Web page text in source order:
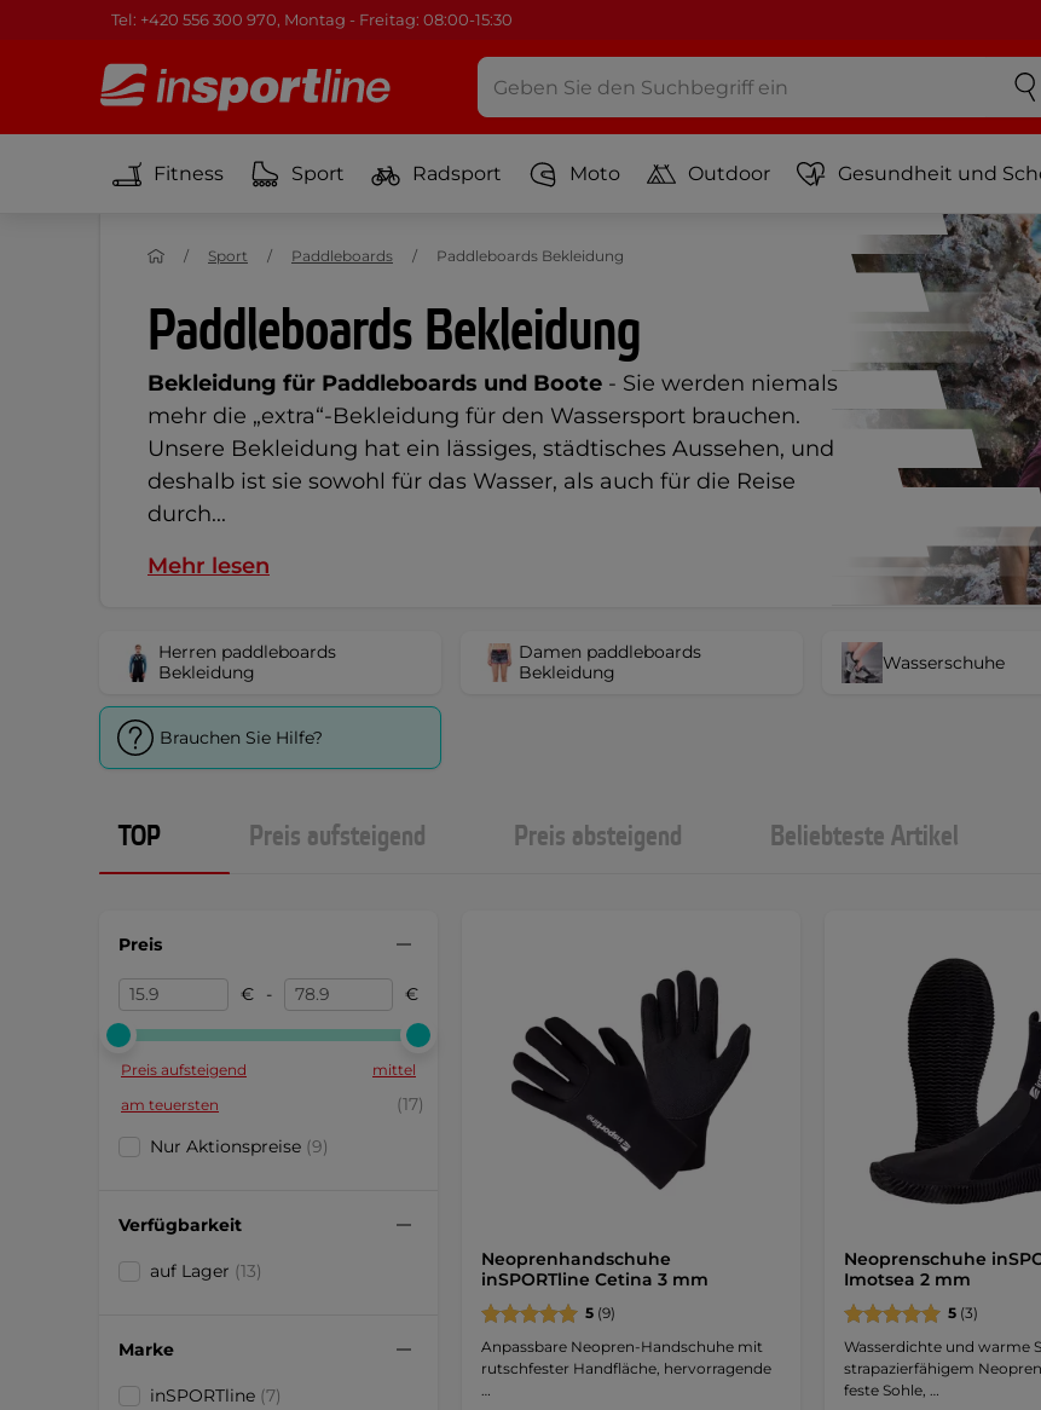
Tel: +420 556 300 970, Montag - Freitag: 08:00-15:30
Fitness Sport Radsport Moto Outdoor Gesundheit und
Paddleboards Bekleidung
Bekleidung für Paddleboards und Boote - Sie werden niemals
mehr die „extra“-Bekleidung für den Wassersport brauchen.
Unsere Bekleidung hat ein lässiges, städtisches Aussehen, und
deshalb ist sie sowohl für das Wasser, als auch für die Reise
durch...
Mehr lesen
Sport Paddleboards Paddleboards Bekleidung
Herren paddleboards
Bekleidung
Damen paddleboards
Bekleidung
Wasserschuhe
Brauchen Sie Hilfe?
TOP Preis aufsteigend Preis absteigend Beliebteste Artikel
Preis
€ - €
Preis aufsteigend
mittel
am teuersten
(17)
Nur Aktionspreise (9)
Verfügbarkeit
auf Lager (13)
Marke
inSPORTline (7)
Neoprenhandschuhe
inSPORTline Cetina 3 mm
5 (9)
Anpassbare Neopren-Handschuhe mit
rutschfester Handfläche, hervorragende
Neoprenschuhe
Imotsea 2 mm
5(3)
Wasserdichte und warme
strapazierfähigem
feste Sohle, …